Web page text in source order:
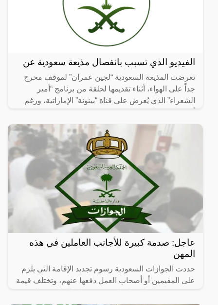
الفيديو الذي تسبب بانفصال مذيعة سعودية عن
تعرضت المذيعة السعودية “لجين عمران” لموقف محرج
جداً على الهواء، أثناء تقديمها لحلقة من برنامج “أمير
الشعراء” الذي يُعرض على قناة “بينونة” الإماراتية، ورغم
عاجل: صدمة كبيرة للأجانب العاملين في هذه
المهن
حددت الجوازات السعودية رسوم تجديد الإقامة التي يلزم
على المقيمين أو أصحاب العمل دفعها عنهم، وتختلف قيمة